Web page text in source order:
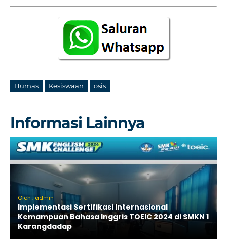
Humas Kesiswaan osis
Informasi Lainnya
Oleh : admin
Implementasi Sertifikasi Internasional
Kemampuan Bahasa Inggris TOEIC 2024 di SMKN 1
Karangdadap